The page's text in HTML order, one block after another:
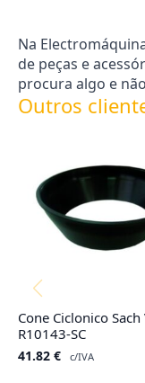
Na
de peças e
procura algo e
Outros
Cone Ciclonico Sach
R10143-SC
41.82 € c/IVA